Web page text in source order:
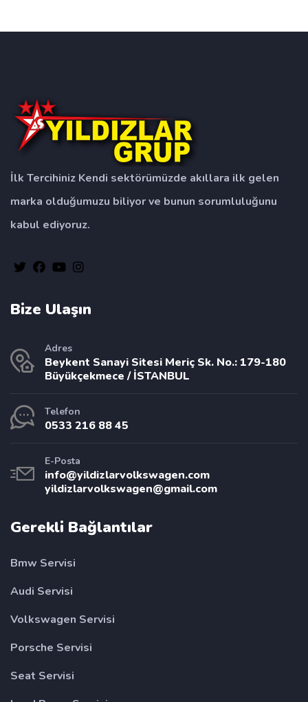
İlk Tercihiniz Kendi sektörümüzde akıllara ilk gelen
marka olduğumuzu biliyor ve bunun sorumluluğunu
kabul ediyoruz.
Bize Ulaşın
Adres
Beykent Sanayi Sitesi Meriç Sk. No.: 179-180
Büyükçekmece / İSTANBUL
Telefon
0533 216 88 45
E-Posta
info@yildizlarvolkswagen.com
yildizlarvolkswagen@gmail.com
Gerekli Bağlantılar
Bmw Servisi
Audi Servisi
Volkswagen Servisi
Porsche Servisi
Seat Servisi